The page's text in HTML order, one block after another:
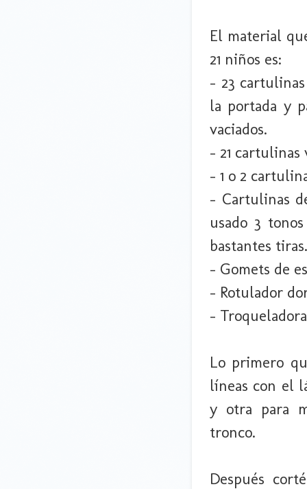
El material
21 niños es:
- 23
la portada y
vaciados.
- 21 cartulinas
- 1 o 2
- Cartulinas
usado 3
bastantes tiras.
- Gomets de
- Rotulador
-
Lo primero
líneas con el
y otra para
tronco.
Después